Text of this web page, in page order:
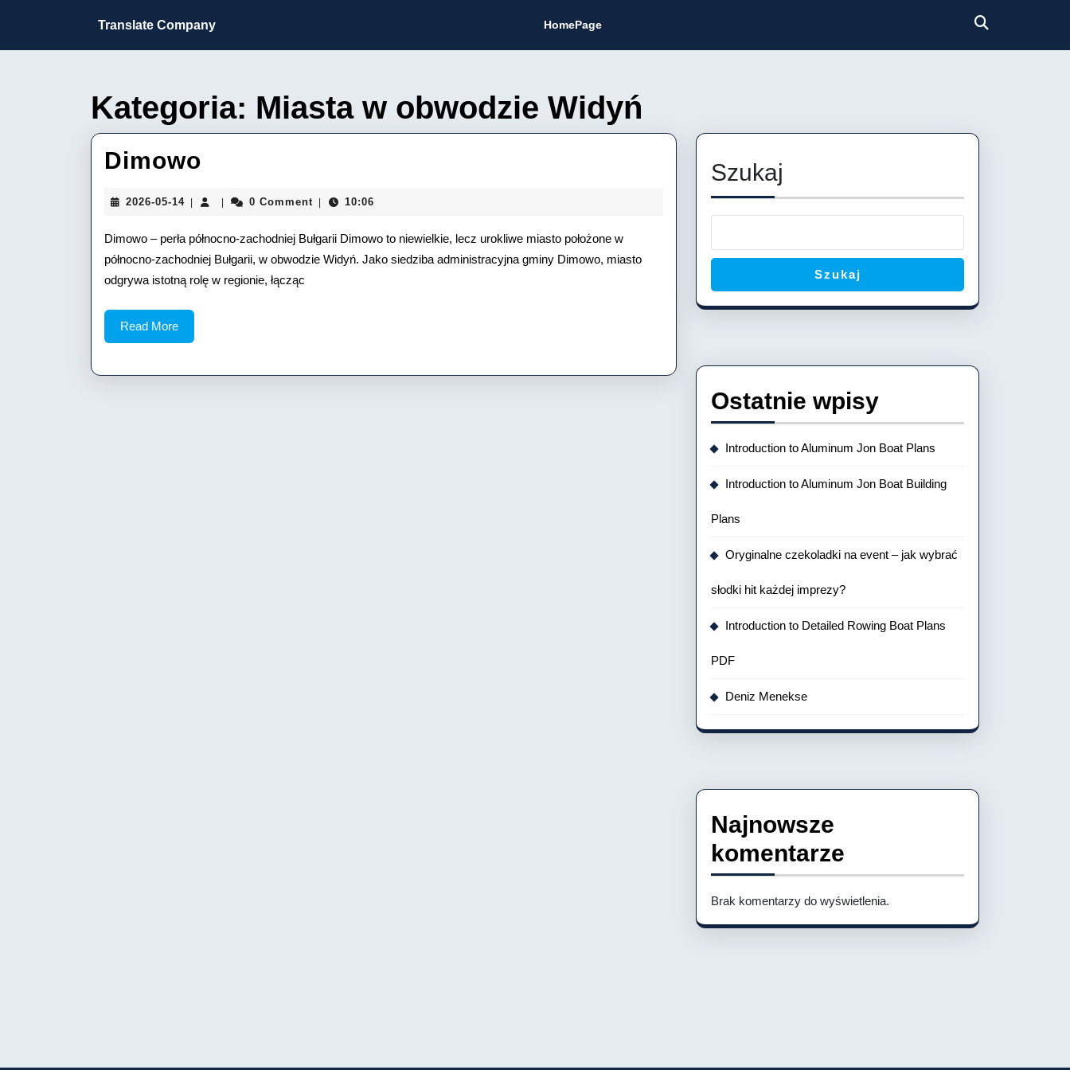
Translate Company HomePage
Kategoria: Miasta w obwodzie Widyń
Dimowo
2026-05-142026-
0 Comment 10:06
Dimowo – perła północno-zachodniej Bułgarii Dimowo to niewielkie, lecz urokliwe miasto położone w
północno-zachodniej Bułgarii, w obwodzie Widyń. Jako siedziba administracyjna gminy Dimowo, miasto
odgrywa istotną rolę w regionie, łącząc
Read MoreRead
More
Szukaj
Szukaj
Ostatnie wpisy
Introduction to Aluminum Jon Boat Plans
Introduction to Aluminum Jon Boat Building
Plans
Oryginalne czekoladki na event – jak wybrać
słodki hit każdej imprezy?
Introduction to Detailed Rowing Boat Plans
PDF
Deniz Menekse
Najnowsze
komentarze
Brak komentarzy do wyświetlenia.